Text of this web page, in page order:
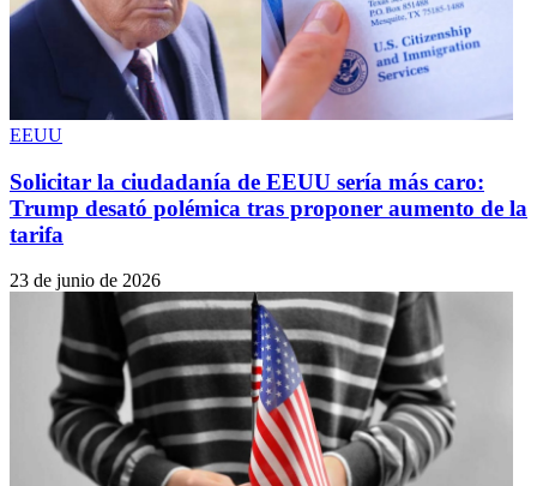
EEUU
Solicitar la ciudadanía de EEUU sería más caro:
Trump desató polémica tras proponer aumento de la
tarifa
23 de junio de 2026